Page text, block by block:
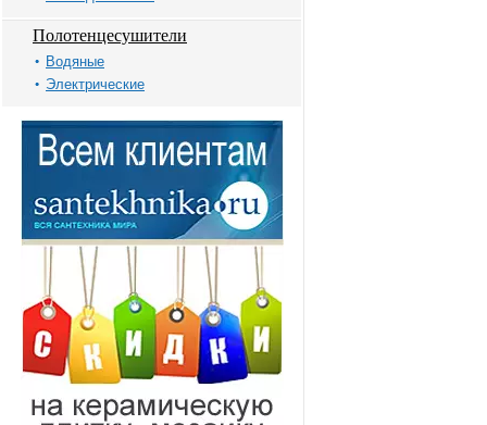
Полотенцесушители
Водяные
Электрические